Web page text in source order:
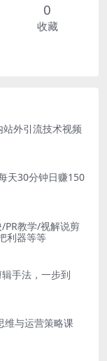
0
收藏
外引流技术视频
天30分钟日赚150
PR教学/视解说剪
利器等等
手法，一步到
维与运营策略课